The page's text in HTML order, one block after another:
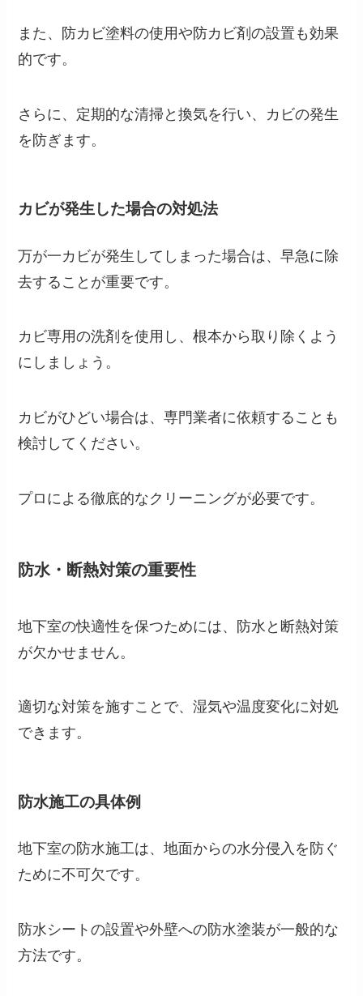
また、防カビ塗料の使用や防カビ剤の設置も効果
的です。
さらに、定期的な清掃と換気を行い、カビの発生
を防ぎます。
カビが発生した場合の対処法
万が一カビが発生してしまった場合は、早急に除
去することが重要です。
カビ専用の洗剤を使用し、根本から取り除くよう
にしましょう。
カビがひどい場合は、専門業者に依頼することも
検討してください。
プロによる徹底的なクリーニングが必要です。
防水・断熱対策の重要性
地下室の快適性を保つためには、防水と断熱対策
が欠かせません。
適切な対策を施すことで、湿気や温度変化に対処
できます。
防水施工の具体例
地下室の防水施工は、地面からの水分侵入を防ぐ
ために不可欠です。
防水シートの設置や外壁への防水塗装が一般的な
方法です。